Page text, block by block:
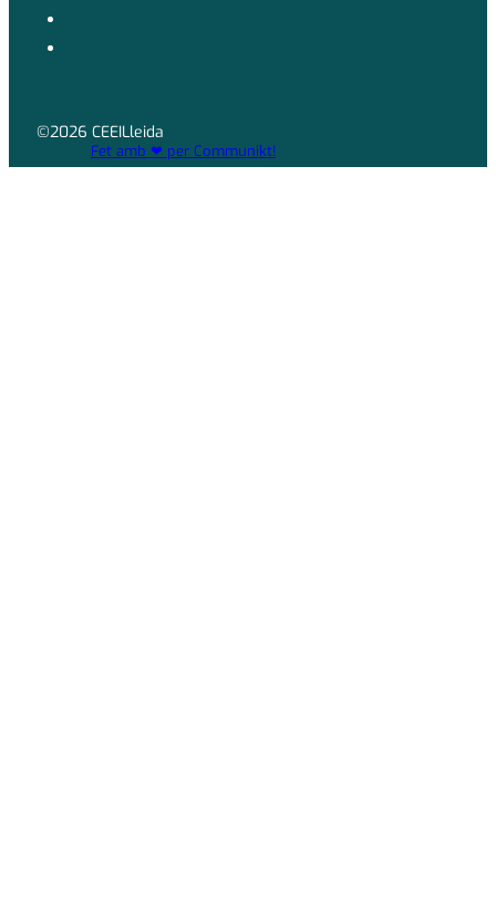
©2026 CEEILleida
Fet amb ❤ per Communikt!